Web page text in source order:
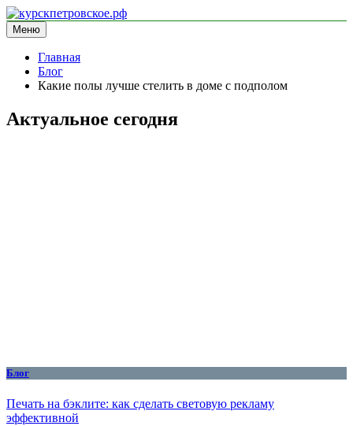
Перейти
к
содержимому
курскпетровское.рф
информационный сайт
Меню
Главная
Блог
Какие полы лучше стелить в доме с подполом
Актуальное сегодня
Блог
Печать на бэклите: как сделать световую рекламу
эффективной